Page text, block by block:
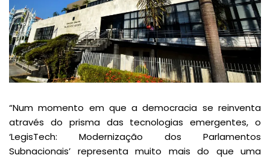
“Num momento em que a democracia se reinventa
através do prisma das tecnologias emergentes, o
‘LegisTech: Modernização dos Parlamentos
Subnacionais’ representa muito mais do que uma